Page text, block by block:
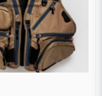
mitt